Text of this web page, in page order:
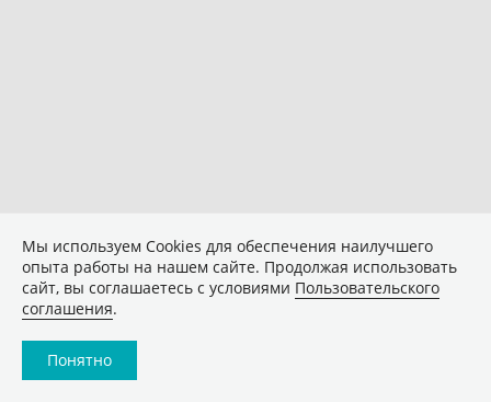
Мы используем Сookies для обеспечения наилучшего
опыта работы на нашем сайте. Продолжая использовать
сайт, вы соглашаетесь с условиями Пользовательского
соглашения.
Понятно